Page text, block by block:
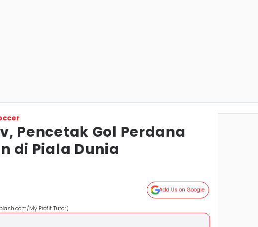
Pencetak Gol Perdana
di Piala Dunia
Add Us on Google
My Profit Tutor)